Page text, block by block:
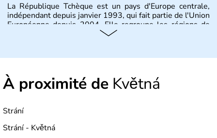
La République Tchèque est un pays d'Europe centrale,
indépendant depuis janvier 1993, qui fait partie de l'Union
Européenne depuis 2004. Elle regroupe les régions de
Bohème, Moravie et Silésie. Sa capitale est Prague.
À proximité de Květná
Strání
Strání - Květná